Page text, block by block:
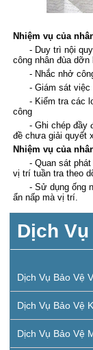
Nhiệm vụ của
- Duy trì nội quy
công nhân đùa
- Nhắc nhở công
- Giám sát việc
- Kiểm tra các
công
- Ghi chép đầy
đề chưa giải quyết
Nhiệm vụ của
- Quan sát phát
vị trí tuần tra theo
- Sử dụng ống
ẩn nấp mà vị trí.
Dịch
Dịch Vụ Bảo Vệ
Dịch Vụ Bảo Vệ
Dịch Vụ Bảo Vệ